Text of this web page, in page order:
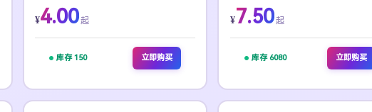
¥4.00起
库存 150 立即购买
¥7.50起
库存 6080 立即购买